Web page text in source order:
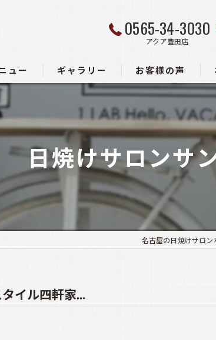
0565-34-3030
アクア豊田店
ュー
豊田店メニュー
タイル四軒家店メニュー
ギャラリー お客様の声
日焼けサロンサ
名古屋の日焼けサロ
イル四軒家...